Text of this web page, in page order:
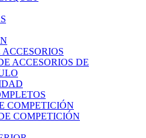
ACCESORIOS DE
COMPETICIÓN
COMPETICIÓN